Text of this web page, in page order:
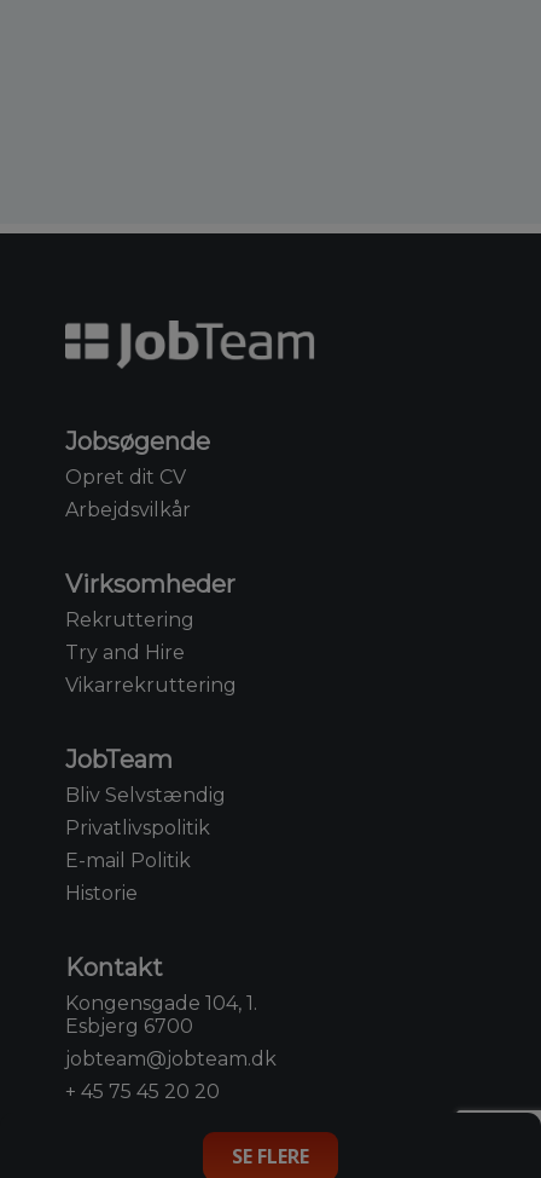
SE FLERE
Jobsøgende
Opret dit CV
Arbejdsvilkår
Virksomheder
Rekruttering
Try and Hire
Vikarrekruttering
JobTeam
Bliv Selvstændig
Privatlivspolitik
E-mail Politik
Historie
Kontakt
Kongensgade 104, 1.
Esbjerg 6700
jobteam@jobteam.dk
+ 45 75 45 20 20